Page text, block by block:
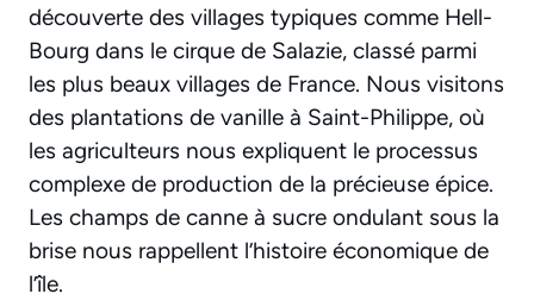
découverte des villages typiques comme Hell-
Bourg dans le cirque de Salazie, classé parmi
les plus beaux villages de France. Nous visitons
des plantations de vanille à Saint-Philippe, où
les agriculteurs nous expliquent le processus
complexe de production de la précieuse épice.
Les champs de canne à sucre ondulant sous la
brise nous rappellent l’histoire économique de
l’île.